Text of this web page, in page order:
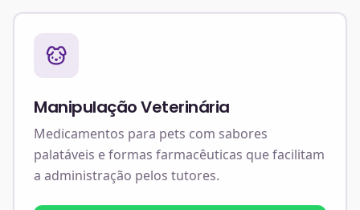
Manipulação Veterinária
Medicamentos para pets com sabores
palatáveis e formas farmacêuticas que facilitam
a administração pelos tutores.